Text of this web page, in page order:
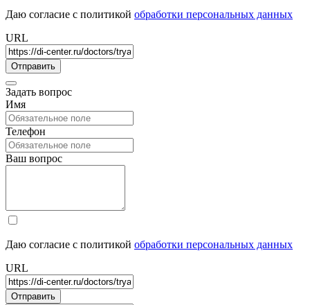
Даю согласие с политикой обработки персональных данных
URL
Задать вопрос
Имя
Телефон
Ваш вопрос
Даю согласие с политикой обработки персональных данных
URL